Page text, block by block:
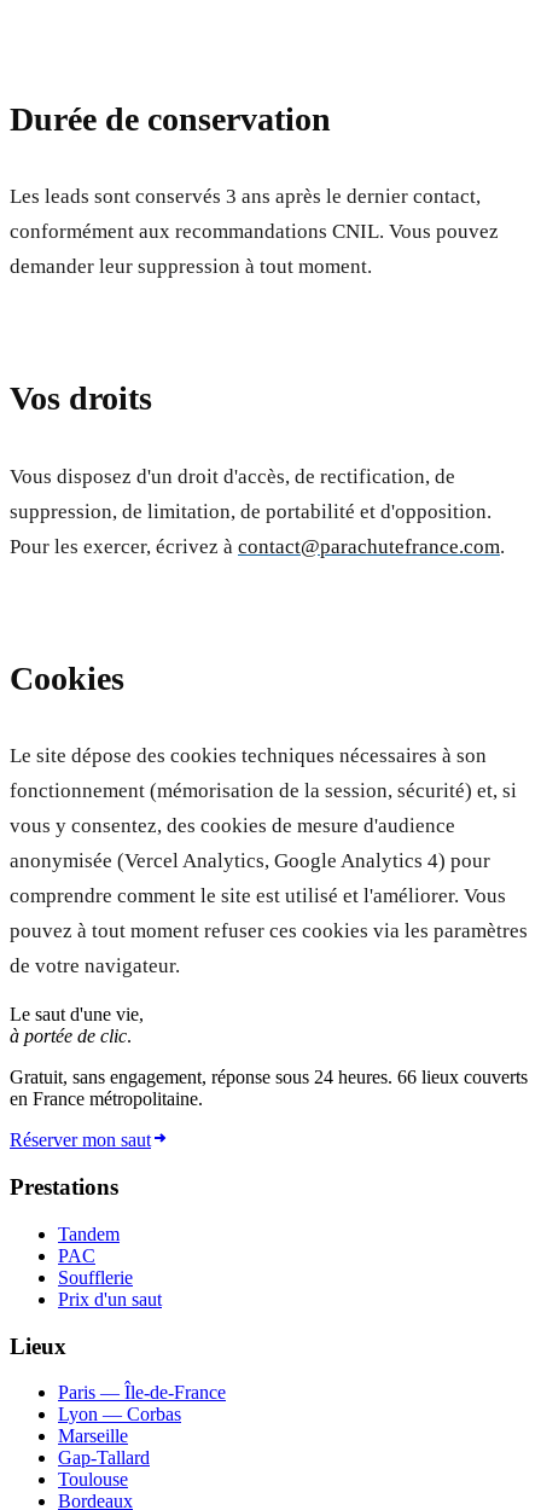
Durée de conservation
Les leads sont conservés 3 ans après le dernier contact,
conformément aux recommandations CNIL. Vous pouvez
demander leur suppression à tout moment.
Vos droits
Vous disposez d'un droit d'accès, de rectification, de
suppression, de limitation, de portabilité et d'opposition.
Pour les exercer, écrivez à contact@parachutefrance.com.
Cookies
Le site dépose des cookies techniques nécessaires à son
fonctionnement (mémorisation de la session, sécurité) et, si
vous y consentez, des cookies de mesure d'audience
anonymisée (Vercel Analytics, Google Analytics 4) pour
comprendre comment le site est utilisé et l'améliorer. Vous
pouvez à tout moment refuser ces cookies via les paramètres
de votre navigateur.
Le saut d'une vie,
à portée de clic.
Gratuit, sans engagement, réponse sous 24 heures. 66 lieux couverts
en France métropolitaine.
Réserver mon saut
Prestations
Tandem
PAC
Soufflerie
Prix d'un saut
Lieux
Paris — Île-de-France
Lyon — Corbas
Marseille
Gap-Tallard
Toulouse
Bordeaux